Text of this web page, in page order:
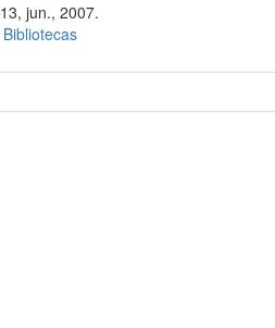
jun., 2007.